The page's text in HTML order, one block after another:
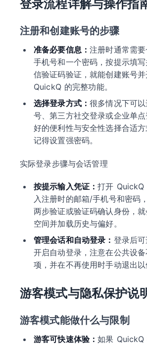
登录流程详解与操作指
注册和创建账号的步骤
准备必要信息：注册时通常需
手机号和一个密码，按提示填
信验证码验证，就能创建账号
QuickQ 的完整功能。
选择登录方式：很多情况下可
号、第三方社交登录或企业单
好的便利性与安全性选择合适
记得设置强密码。
实际登录步骤与会话管理
按提示输入凭证：打开 QuickQ
入注册时的邮箱/手机号和密码
两步验证或验证码确认身份，
空间并加载历史与偏好。
管理会话和自动登录： 登录后
开启自动登录，注意在公共设
项，并在不再使用时手动退出以
游客模式与隐私保护说
游客模式能做什么与限制
游客可快速体验：如果 QuickQ